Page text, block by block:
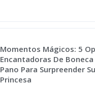
Momentos Mágicos: 5
Encantadoras De Boneca
Pano Para Surpreender
Princesa